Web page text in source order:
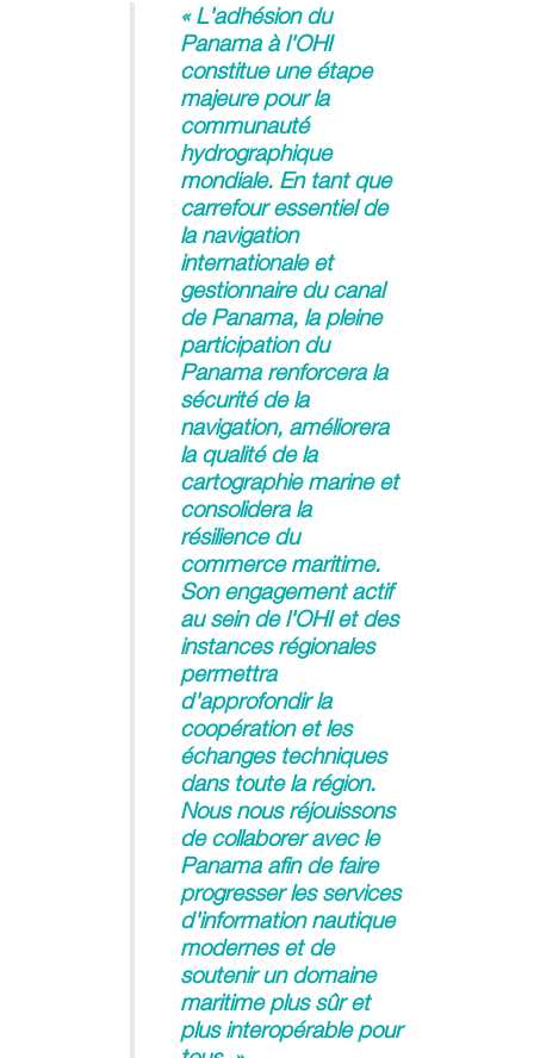
« L'adhésion du
Panama à l'OHI
constitue une étape
majeure pour la
communauté
hydrographique
mondiale. En tant que
carrefour essentiel de
la navigation
internationale et
gestionnaire du canal
de Panama, la pleine
participation du
Panama renforcera la
sécurité de la
navigation, améliorera
la qualité de la
cartographie marine et
consolidera la
résilience du
commerce maritime.
Son engagement actif
au sein de l'OHI et des
instances régionales
permettra
d'approfondir la
coopération et les
échanges techniques
dans toute la région.
Nous nous réjouissons
de collaborer avec le
Panama afin de faire
progresser les services
d'information nautique
modernes et de
soutenir un domaine
maritime plus sûr et
plus interopérable pour